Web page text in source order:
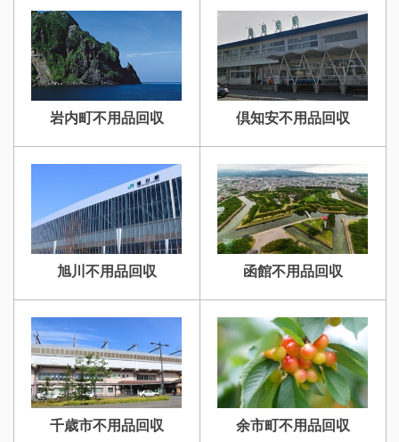
岩内町不用品回収 倶知安不用品回収
旭川不用品回収 函館不用品回収
千歳市不用品回収 余市町不用品回収